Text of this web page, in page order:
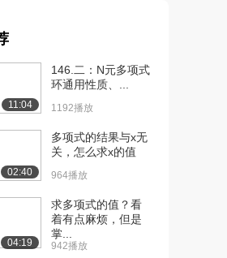
法 02:17
多项式加法
01:31
项式相减之前
03:00
11:04
146.二：N元多项式
环通用性质、...
1192播放
02:40
多项式的结果与x无
关，怎么求x的值
964播放
04:19
求多项式的值？看
着有点麻烦，但是
掌...
942播放